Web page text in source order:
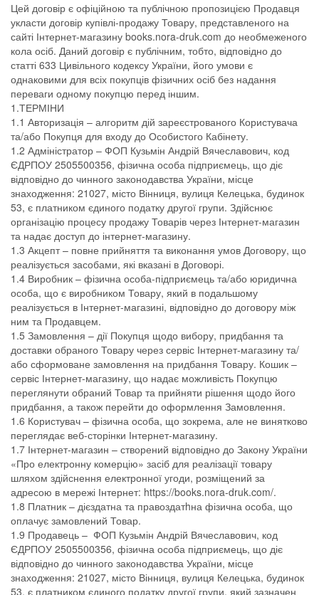
Цей договір є офіційною та публічною пропозицією Продавця
укласти договір купівлі-продажу Товару, представленого на
сайті Інтернет-магазину books.nora-druk.com до необмеженого
кола осіб. Даний договір є публічним, тобто, відповідно до
статті 633 Цивільного кодексу України, його умови є
однаковими для всіх покупців фізичних осіб без надання
переваги одному покупцю перед іншим.
1.ТЕРМІНИ
1.1 Авторизація – алгоритм дій зареєстрованого Користувача
та/або Покупця для входу до Особистого Кабінету.
1.2 Адміністратор – ФОП Кузьмін Андрій Вячеславович, код
ЄДРПОУ 2505500356, фізична особа підприємець, що діє
відповідно до чинного законодавства України, місце
знаходження: 21027, місто Вінниця, вулиця Келецька, будинок
53, є платником єдиного податку другої групи. Здійснює
організацію процесу продажу Товарів через Інтернет-магазин
та надає доступ до інтернет-магазину.
1.3 Акцепт – повне прийняття та виконання умов Договору, що
реалізується засобами, які вказані в Договорі.
1.4 Виробник – фізична особа-підприємець та/або юридична
особа, що є виробником Товару, який в подальшому
реалізується в Інтернет-магазині, відповідно до договору між
ним та Продавцем.
1.5 Замовлення – дії Покупця щодо вибору, придбання та
доставки обраного Товару через сервіс Інтернет-магазину та/
або сформоване замовлення на придбання Товару. Кошик –
сервіс Інтернет-магазину, що надає можливість Покупцю
переглянути обраний Товар та прийняти рішення щодо його
придбання, а також перейти до оформлення Замовлення.
1.6 Користувач – фізична особа, що зокрема, але не винятково
переглядає веб-сторінки Інтернет-магазину.
1.7 Інтернет-магазин – створений відповідно до Закону України
«Про електронну комерцію» засіб для реалізації товару
шляхом здійснення електронної угоди, розміщений за
адресою в мережі Інтернет: https://books.nora-druk.com/.
1.8 Платник – дієздатна та правоздатhна фізична особа, що
оплачує замовлений Товар.
1.9 Продавець – ФОП Кузьмін Андрій Вячеславович, код
ЄДРПОУ 2505500356, фізична особа підприємець, що діє
відповідно до чинного законодавства України, місце
знаходження: 21027, місто Вінниця, вулиця Келецька, будинок
53, є платником єдиного податку другої групи, який зазначен